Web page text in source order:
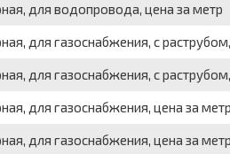
для водопровода, цена за метр
для газоснабжения, с
для газоснабжения, с
для газоснабжения, цена за метр
для газоснабжения, цена за метр